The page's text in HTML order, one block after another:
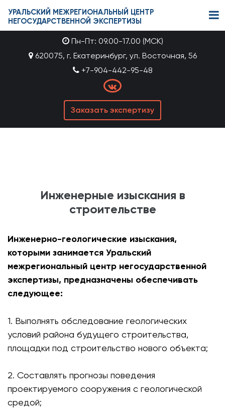
УРАЛЬСКИЙ МЕЖРЕГИОНАЛЬНЫЙ ЦЕНТР
НЕГОСУДАРСТВЕННОЙ ЭКСПЕРТИЗЫ
Пн-Пт: 09.00-17.00 (МСК)
620075, г. Екатеринбург, ул. Восточная, 56
+7-904-442-95-48
Заказать экспертизу
Инженерные изыскания в
строительстве
Инженерно-геологические изыскания,
которыми занимается Уральский
межрегиональный центр негосударственной
экспертизы, предназначены обеспечивать
следующее:
1. Выполнять обследование геологических
условий района будущего строительства,
площадки под строительство нового объекта;
2. Составлять прогнозы поведения
проектируемого сооружения с геологической
средой;